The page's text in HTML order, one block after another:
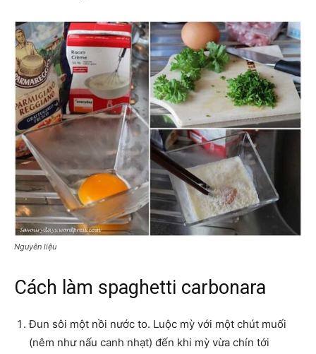
Nguyên liệu
Cách làm spaghetti carbonara
Đun sôi một nồi nước to. Luộc mỳ với một chút muối
(nêm như nấu canh nhạt) đến khi mỳ vừa chín tới